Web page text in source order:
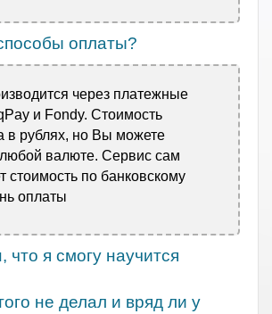
оплаты?
через платежные
и Fondy. Стоимость
в рублях, но Вы можете
валюте. Сервис сам
стоимость по банковскому
оплаты
что я смогу научится
не делал и вряд ли у